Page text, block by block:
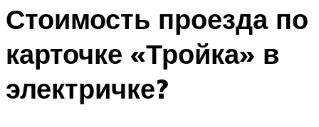
Стоимость проезда по
карточке «Тройка» в
электричке?